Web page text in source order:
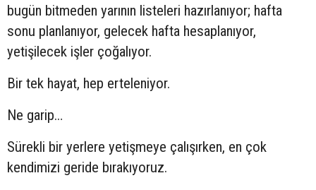
bugün bitmeden yarının listeleri hazırlanıyor; hafta
sonu planlanıyor, gelecek hafta hesaplanıyor,
yetişilecek işler çoğalıyor.
Bir tek hayat, hep erteleniyor.
Ne garip…
Sürekli bir yerlere yetişmeye çalışırken, en çok
kendimizi geride bırakıyoruz.